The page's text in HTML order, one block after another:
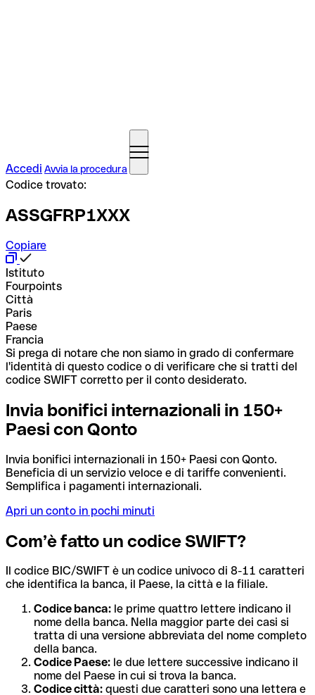
Accedi Avvia la procedura
Codice trovato:
ASSGFRP1XXX
Copiare
Istituto
Fourpoints
Città
Paris
Paese
Francia
Si prega di notare che non siamo in grado di confermare
l'identità di questo codice o di verificare che si tratti del
codice SWIFT corretto per il conto desiderato.
Invia bonifici internazionali in 150+
Paesi con Qonto
Invia bonifici internazionali in 150+ Paesi con Qonto.
Beneficia di un servizio veloce e di tariffe convenienti.
Semplifica i pagamenti internazionali.
Apri un conto in pochi minuti
Com’è fatto un codice SWIFT?
Il codice BIC/SWIFT è un codice univoco di 8-11 caratteri
che identifica la banca, il Paese, la città e la filiale.
Codice banca: le prime quattro lettere indicano il
nome della banca. Nella maggior parte dei casi si
tratta di una versione abbreviata del nome completo
della banca.
Codice Paese: le due lettere successive indicano il
nome del Paese in cui si trova la banca.
Codice città: questi due caratteri sono una lettera e